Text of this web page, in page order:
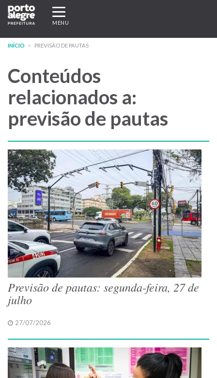
Pular
para
conteúdo
Expandir/recolher
navegação
MENU
INÍCIO PREVISÃO DE PAUTAS
Conteúdos
relacionados a:
previsão de pautas
Previsão de pautas: segunda-feira, 27 de
julho
27/07/2026